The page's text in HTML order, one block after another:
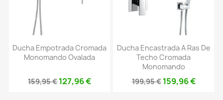
Ducha Empotrada Cromada
Monomando Ovalada
159,95 € 127,96 €
Ducha Encastrada A Ras De
Techo Cromada
Monomando
199,95 € 159,96 €